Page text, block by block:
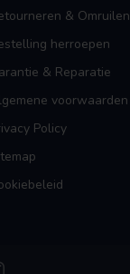
& Omruilen
herroepen
& Reparatie
voorwaarden
Policy